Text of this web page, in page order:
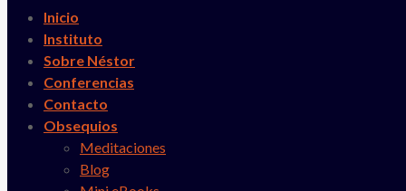
Inicio
Instituto
Sobre Néstor
Conferencias
Contacto
Obsequios
Meditaciones
Blog